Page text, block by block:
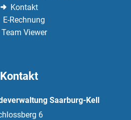
Kontakt
E-Rechnung
Team Viewer
Kontakt
Saarburg-Kell
6